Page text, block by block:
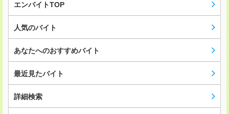
エンバイトTOP
人気のバイト
あなたへのおすすめバイト
最近見たバイト
詳細検索